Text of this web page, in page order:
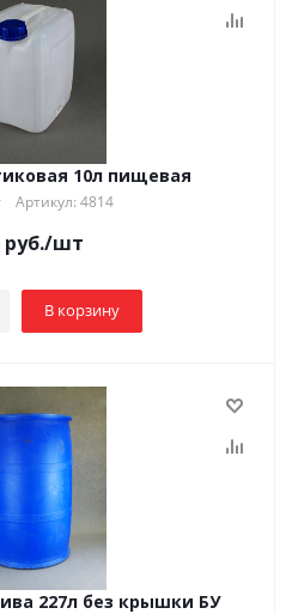
10л пищевая
Артикул: 4814
руб./шт
В корзину
227л без крышки БУ